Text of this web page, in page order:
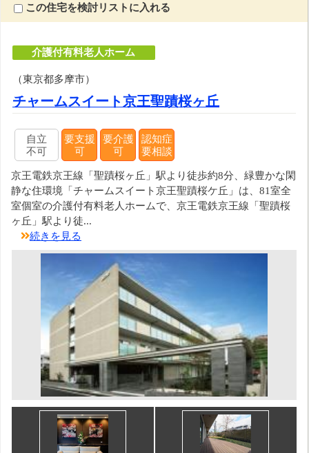
この住宅を検討リストに入れる
介護付有料老人ホーム
（東京都多摩市）
チャームスイート京王聖蹟桜ヶ丘
自立
不可
要支援
可
要介護
可
認知症
要相談
京王電鉄京王線「聖蹟桜ヶ丘」駅より徒歩約8分、緑豊かな閑
静な住環境「チャームスイート京王聖蹟桜ケ丘」は、81室全
室個室の介護付有料老人ホームで、京王電鉄京王線「聖蹟桜
ヶ丘」駅より徒...
続きを見る